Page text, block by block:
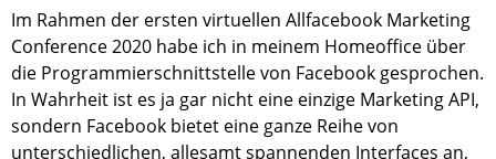
Im Rahmen der ersten virtuellen Allfacebook Marketing
Conference 2020 habe ich in meinem Homeoffice über
die Programmierschnittstelle von Facebook gesprochen.
In Wahrheit ist es ja gar nicht eine einzige Marketing API,
sondern Facebook bietet eine ganze Reihe von
unterschiedlichen, allesamt spannenden Interfaces an,